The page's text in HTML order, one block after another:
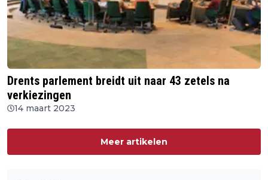
Drents parlement breidt uit naar 43 zetels na
verkiezingen
14 maart 2023
Meer artikelen